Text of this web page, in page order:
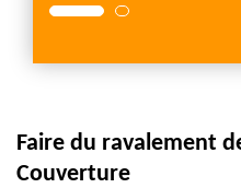
Faire du ravalement
Couverture